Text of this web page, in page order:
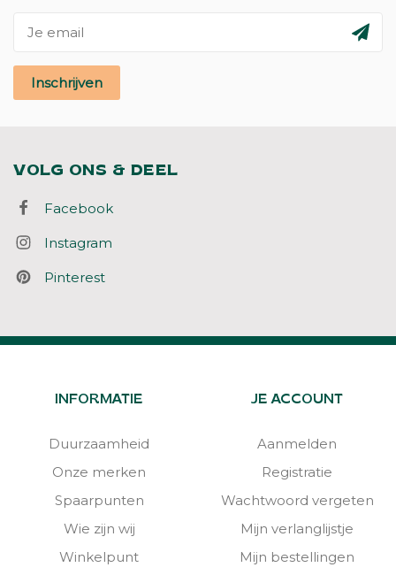
Inschrijven
VOLG ONS & DEEL
Facebook
Instagram
Pinterest
INFORMATIE
Duurzaamheid
Onze merken
Spaarpunten
Wie zijn wij
Winkelpunt
JE ACCOUNT
Aanmelden
Registratie
Wachtwoord vergeten
Mijn verlanglijstje
Mijn bestellingen